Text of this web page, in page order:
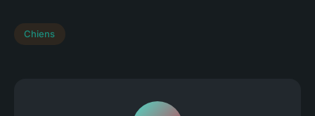
Chiens